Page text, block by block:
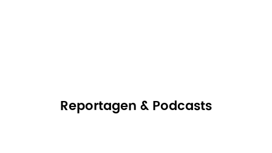
Reportagen & Podcasts